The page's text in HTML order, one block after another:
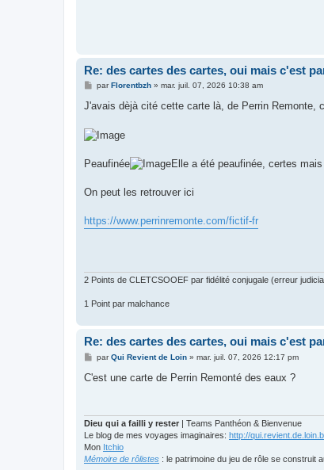
Re: des cartes des cartes, oui mais c'est
M
s
g
e
parFlorentbzh» mar. juil. 07, 2026 10:38 am
J'avais dèjà cité cette carte là, de Perrin Remonte,
Peaufinée Elle a été peaufinée, certes
On peut les retrouver ici
https://www.perrinremonte.com/fictif-fr
2 Points de CLETCSOOEF par fidélité conjugale (erreur
1 Point par malchance
Re: des cartes des cartes, oui mais c'est
M
s
parQui Revient de Loin» mar. juil. 07, 2026 12:17 pm
C'est une carte de Perrin Remonté des eaux ?
Dieu qui a failli y rester
| Teams Panthéon & Bienvenue
Le blog de mes voyages imaginaires: http://
Mon Itchio
Mémoire de rôlistes : le patrimoine du jeu de rôle se construit